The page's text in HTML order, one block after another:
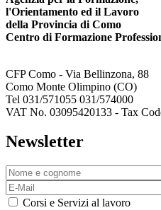
l'Orientamento ed il Lavoro
della Provincia di Como
Centro di Formazione
CFP Como - Via Bellinzona, 88
Como Monte Olimpino (CO)
Tel 031/571055 031/574000
VAT No. 03095420133 - Tax
Newsletter
Corsi e Servizi al lavoro